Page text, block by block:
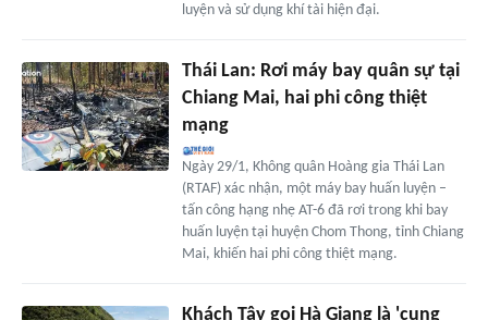
luyện và sử dụng khí tài hiện đại.
Thái Lan: Rơi máy bay quân sự tại
Chiang Mai, hai phi công thiệt
mạng
Ngày 29/1, Không quân Hoàng gia Thái Lan
(RTAF) xác nhận, một máy bay huấn luyện –
tấn công hạng nhẹ AT-6 đã rơi trong khi bay
huấn luyện tại huyện Chom Thong, tỉnh Chiang
Mai, khiến hai phi công thiệt mạng.
Khách Tây gọi Hà Giang là 'cung